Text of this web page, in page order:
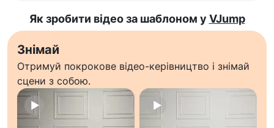
Як зробити відео за шаблоном у VJump
Знімай
Отримуй покрокове відео-керівництво і знімай
сцени з собою.